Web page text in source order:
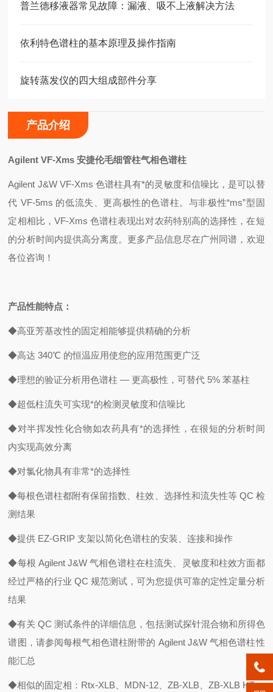
普兰德移液器常见故障：漏液、吸不上液解决方法
依利特色谱柱的基本原理及操作指南
旋转蒸发仪的四大组成部件分享
产品介绍
Agilent VF-Xms安捷伦毛细管柱气相色谱柱
Agilent J&W VF-Xms 色谱柱具有*的灵敏度和信噪比，是可以替
代 VF-5ms 的低流失、更高极性的色谱柱。与非极性“ms”型固
定相相比，VF-Xms 色谱柱表现出对农药特别高的选择性，在短
的分析时间内提供高分离度。更多产品信息尽在广州同谱，欢迎
各位咨询！
产品性能特点：
◆高亚芳基改性的固定相能够提供精确的分析
◆高达 340℃ 的恒温应用使您的应用范围更广泛
◆理想的验证分析用色谱柱 — 更高极性，可替代 5% 苯基柱
◆超低柱流失可实现*的检测灵敏度和信噪比
◆对半挥发性化合物如农药具有*的选择性，在很短的分析时间
内实现高效分离
◆对氯化物具有非常*的选择性
◆每根色谱柱都附有保留指数、柱效、选择性和流失性等 QC 检
测结果
◆提供 EZ-GRIP 支架以简化色谱柱的安装、连接和操作
◆每根 Agilent J&W 气相色谱柱在柱流失、灵敏度和柱效方面都
经过严格的行业 QC 规范测试，可为您提供可靠的定性定量分析
结果
◆有关 QC 测试条件的详细信息，包括测试探针混合物和所得色
谱图，请参阅每根气相色谱柱附带的 Agilent J&W 气相色谱柱性
能汇总
◆相似的固定相：Rtx-XLB、MDN-12、ZB-XLB、ZB-XLB HT